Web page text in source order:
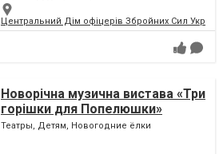
Центральний Дім офіцерів Збройних Сил
Новорічна музична вистава «Три
горішки для Попелюшки»
Театры, Детям, Новогодние ёлки